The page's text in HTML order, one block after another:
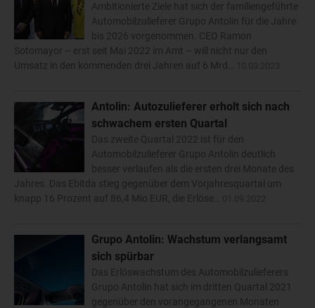
Ambitionierte Ziele hat sich der familiengeführte
Automobilzulieferer Grupo Antolin für die Jahre
bis 2026 vorgenommen. CEO Ramon
Sotomayor – erst seit Mai 2022 im Amt – will nicht nur den
Umsatz in den kommenden drei Jahren auf 6 Mrd…
Antolin: Autozulieferer erholt sich nach
schwachem ersten Quartal
Das zweite Quartal 2022 ist für den
Automobilzulieferer Grupo Antolin deutlich
besser verlaufen als die ersten drei Monate des
Jahres. Das Ebitda stieg gegenüber dem Vorjahresquartal um
knapp 16 Prozent auf 86,4 Mio EUR, die Erlöse…
Grupo Antolin: Wachstum verlangsamt
sich spürbar
Das Erlöswachstum des Automobilzulieferers
Grupo Antolin hat sich im dritten Quartal 2021
gegenüber den vorangegangenen Monaten